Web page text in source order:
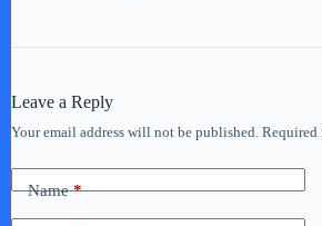
Leave a Reply
Your email address will not be published. Required
Name*